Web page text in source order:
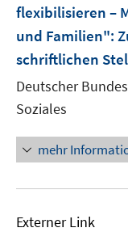
flexibilisieren –
und Familien":
schriftlichen
Deutscher
Soziales
mehr
Externer Link